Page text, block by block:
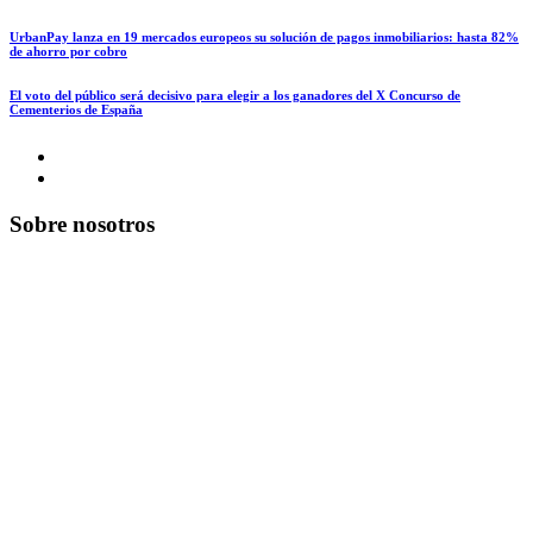
UrbanPay lanza en 19 mercados europeos su solución de pagos inmobiliarios: hasta 82%
de ahorro por cobro
El voto del público será decisivo para elegir a los ganadores del X Concurso de
Cementerios de España
Sobre nosotros